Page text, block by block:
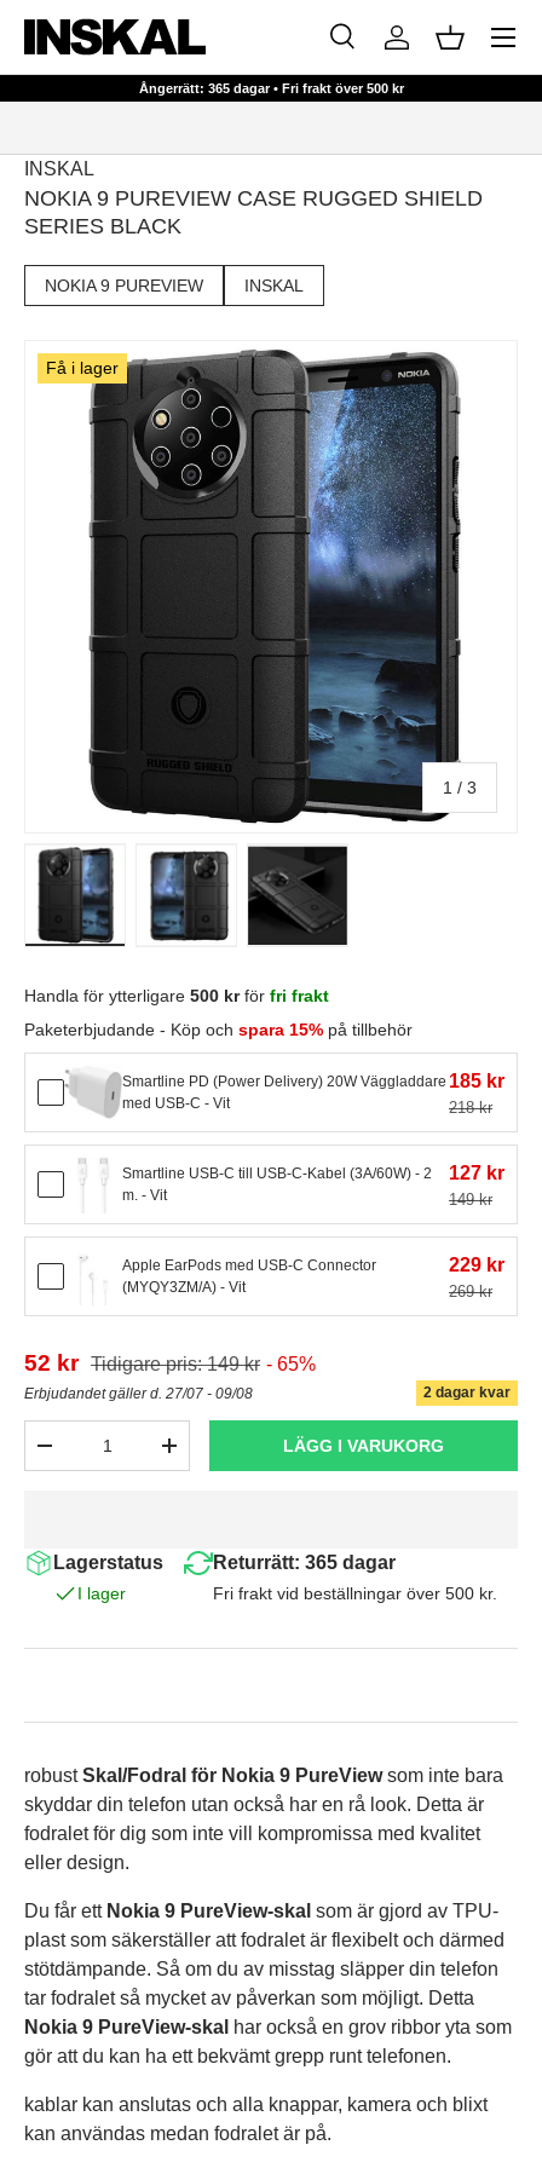
HOPPA TILL INNEHÅLL
Sök
Sök Logga inKorg
Meny
Ångerrätt: 365 dagar • Fri frakt över 500 kr
INSKAL
NOKIA 9 PUREVIEW CASE RUGGED SHIELD
SERIES BLACK
NOKIA 9 PUREVIEW INSKAL
1 / av
3
Få i lager
Handla för ytterligare 500 krför fri frakt
Paketerbjudande - Köp och spara 15% på tillbehör
Smartline PD (Power Delivery) 20W Väggladdare
med USB-C - Vit
185 kr
218 kr
Smartline USB-C till USB-C-Kabel (3A/60W) - 2
m. - Vit
127 kr
149 kr
Apple EarPods med USB-C Connector
(MYQY3ZM/A) - Vit
229 kr
269 kr
52 kr Tidigare pris: 149 kr - 65%
Erbjudandet gäller d. 27/07 - 09/08 2 dagar kvar
+ LÄGG I VARUKORG
Lagerstatus
I lager
Returrätt: 365 dagar
Fri frakt vid beställningar över 500 kr.
robustSkal/Fodral för Nokia 9 PureViewsom inte bara
skyddar din telefon utan också har en rå look. Detta är
fodralet för dig som inte vill kompromissa med kvalitet
eller design.
Du får ett Nokia 9 PureView-skal som är gjord av TPU-
plast som säkerställer att fodralet är flexibelt och därmed
stötdämpande. Så om du av misstag släpper din telefon
tar fodralet så mycket av påverkan som möjligt. Detta
Nokia 9 PureView-skal har också en grov ribbor yta som
gör att du kan ha ett bekvämt grepp runt telefonen.
kablar kan anslutas och alla knappar, kamera och blixt
kan användas medan fodralet är på.